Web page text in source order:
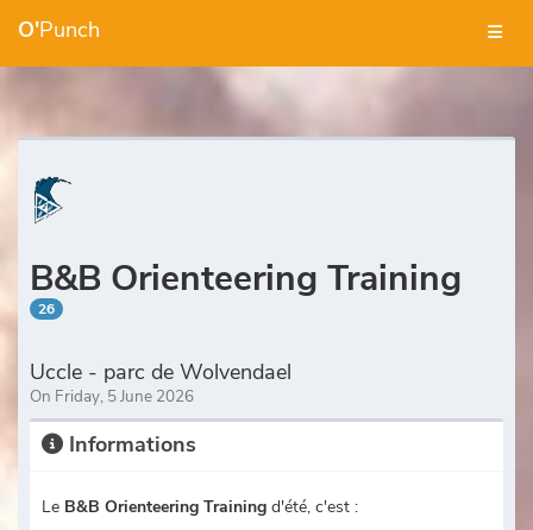
O'Punch
B&B Orienteering Training
26
Uccle - parc de Wolvendael
On Friday, 5 June 2026
Informations
Le B&B Orienteering Training d'été, c'est :